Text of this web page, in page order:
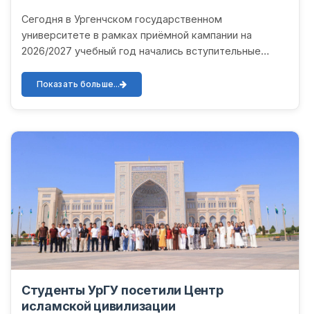
Сегодня в Ургенчском государственном
университете в рамках приёмной кампании на
2026/2027 учебный год начались вступительные
Абитуриенты принимают участ...
Показать больше...
Студенты УрГУ посетили Центр
исламской цивилизации